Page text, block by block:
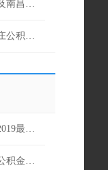
2019南昌市区内外地车限行吗及南昌市区内外地车限行规定
石家庄公积金基数调整与石家庄公积金最低标准
上海社保缴费标准及上海社保2019最新基数
南京公积金提取新规定及南京公积金网上怎么提取